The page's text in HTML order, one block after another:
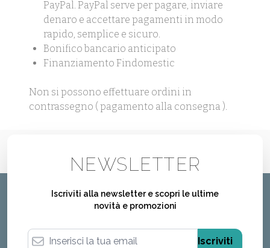
PayPal. PayPal serve per pagare, inviare
denaro e accettare pagamenti in modo
rapido, semplice e sicuro.
Bonifico bancario anticipato
Finanziamento Findomestic
Non si possono effettuare ordini in
contrassegno ( pagamento alla consegna ).
NEWSLETTER
Iscriviti alla newsletter e scopri le ultime
novità e promozioni
Indirizzo email
Iscriviti